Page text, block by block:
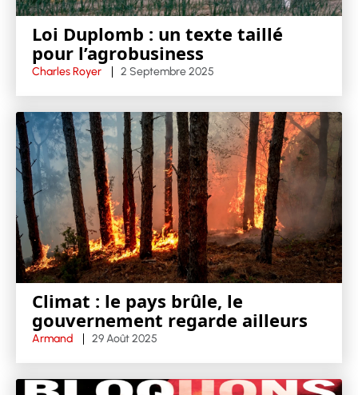
Loi Duplomb : un texte taillé
pour l’agrobusiness
Charles Royer 2 Septembre 2025
Climat : le pays brûle, le
gouvernement regarde ailleurs
Armand 29 Août 2025